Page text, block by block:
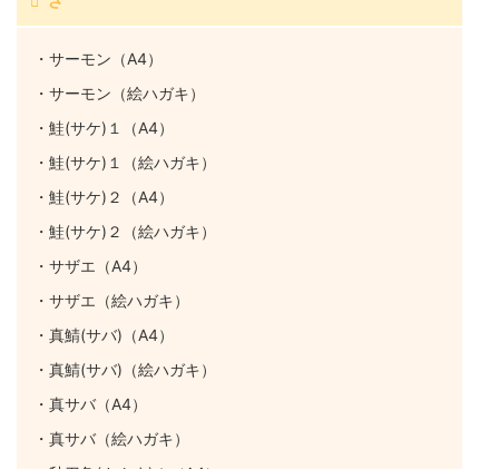
・サーモン（A4）
・サーモン（絵ハガキ）
・鮭(サケ)１（A4）
・鮭(サケ)１（絵ハガキ）
・鮭(サケ)２（A4）
・鮭(サケ)２（絵ハガキ）
・サザエ（A4）
・サザエ（絵ハガキ）
・真鯖(サバ)（A4）
・真鯖(サバ)（絵ハガキ）
・真サバ（A4）
・真サバ（絵ハガキ）